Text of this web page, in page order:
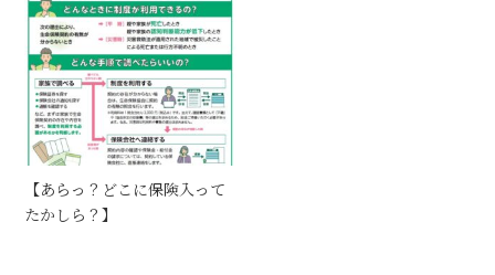
【あらっ？どこに保険入って
たかしら？】